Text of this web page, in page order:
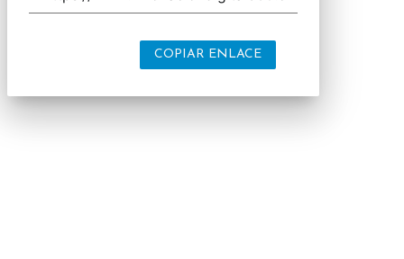
COPIAR ENLACE